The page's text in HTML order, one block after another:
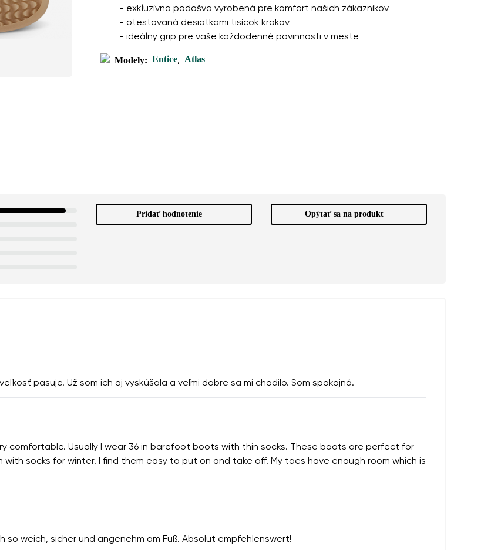
- exkluzívna podošva vyrobená pre komfort našich zákazníkov
- otestovaná desiatkami tisícok krokov
- ideálny grip pre vaše každodenné povinnosti v meste
Modely: Entice, Atlas
Pridať hodnotenie Opýtať sa na produkt
pasuje. Už som ich aj vyskúšala a veľmi dobre sa mi chodilo. Som spokojná.
comfortable. Usually I wear 36 in barefoot boots with thin socks. These boots are perfect for
with socks for winter. I find them easy to put on and take off. My toes have enough room which is
weich, sicher und angenehm am Fuß. Absolut empfehlenswert!